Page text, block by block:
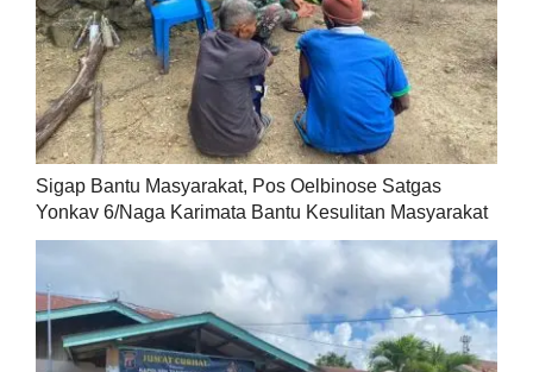
Sigap Bantu Masyarakat, Pos Oelbinose Satgas
Yonkav 6/Naga Karimata Bantu Kesulitan Masyarakat